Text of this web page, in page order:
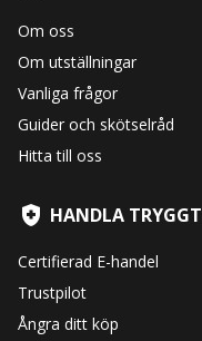
Om oss
Om utställningar
Vanliga frågor
Guider och skötselråd
Hitta till oss
HANDLA TRYGGT
Certifierad E-handel
Trustpilot
Ångra ditt köp